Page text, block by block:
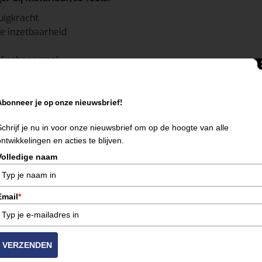
inzetbaarheid
schoonmaak
heeft of snel een betrouwbare stofzuiger wilt inzetten:
ons op voor beschikbaarheid of reserveer direct.
is uw verhuurpartner!
je op onze nieuwsbrief!
je nu in voor onze nieuwsbrief om op de hoogte van alle
en acties te blijven.
naam
*
VERZENDEN